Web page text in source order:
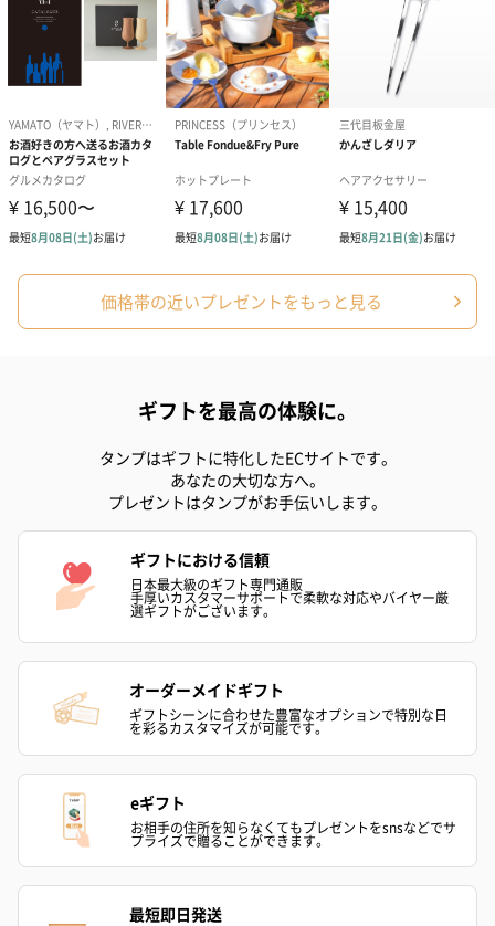
価格帯の近いプレゼントをもっと見る
ギフトを最高の体験に。
タンプはギフトに特化したECサイトです。
あなたの大切な方へ。
プレゼントはタンプがお手伝いします。
ギフトにおける信頼
日本最大級のギフト専門通販
手厚いカスタマーサポートで柔軟な対応やバイヤー厳
選ギフトがございます。
オーダーメイドギフト
ギフトシーンに合わせた豊富なオプションで特別な日
を彩るカスタマイズが可能です。
eギフト
お相手の住所を知らなくてもプレゼントをsnsなどでサ
プライズで贈ることができます。
最短即日発送